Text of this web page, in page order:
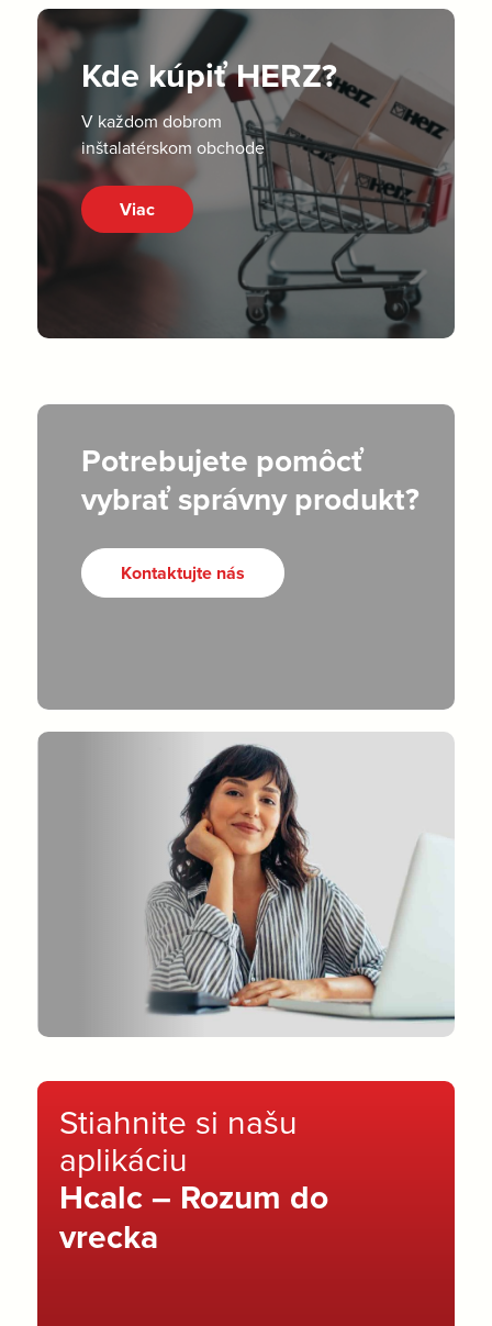
Kde kúpiť HERZ?
V každom dobrom
inštalatérskom obchode
Viac
Potrebujete pomôcť
vybrať správny produkt?
Kontaktujte nás
Stiahnite si našu
aplikáciu
Hcalc – Rozum do
vrecka